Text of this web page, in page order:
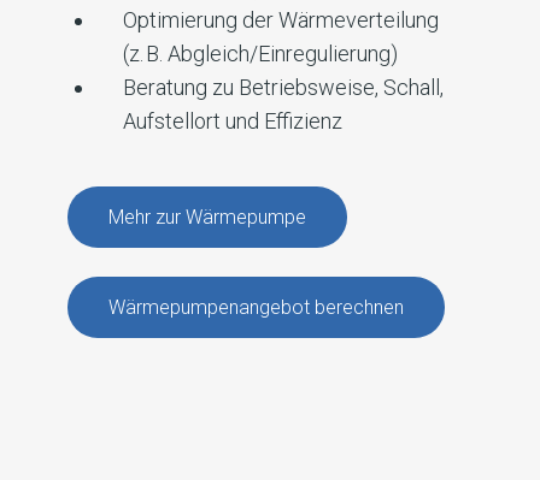
Optimierung der Wärmeverteilung
(z. B. Abgleich/Einregulierung)
Beratung zu Betriebsweise, Schall,
Aufstellort und Effizienz
Mehr zur Wärmepumpe
Wärmepumpenangebot berechnen